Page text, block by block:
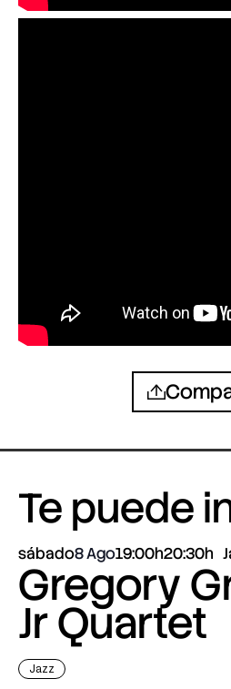
Te puede
sábado8 Ago19:00h20:30h
Gregory
Jr Quartet
Jazz